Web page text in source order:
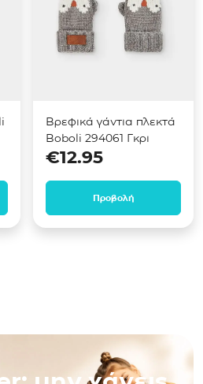
Βρεφικά γάντια πλεκτά
Boboli 294061 Γκρι
€12.95
Προβολή